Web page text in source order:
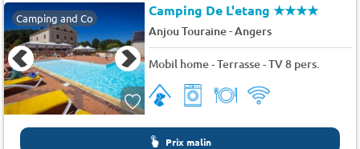
Camping and Co Camping De L'etang★★★★
Anjou Touraine-Angers
Mobil home - Terrasse - TV 8 pers.
Prix malin